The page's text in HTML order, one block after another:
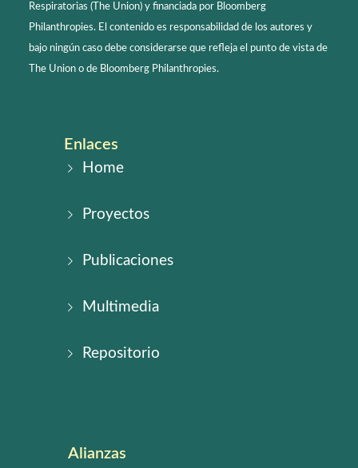
Respiratorias (The Union) y financiada por Bloomberg
Philanthropies. El contenido es responsabilidad de los autores y
bajo ningún caso debe considerarse que refleja el punto de vista de
The Union o de Bloomberg Philanthropies.
Enlaces
Home
Proyectos
Publicaciones
Multimedia
Repositorio
Alianzas